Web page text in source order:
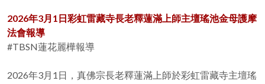
2026年3月1日彩虹雷藏寺長老釋蓮滿上師主壇瑤池金母護摩
法會報導
#TBSN蓮花麗樺報導
2026年3月1日，真佛宗長老釋蓮滿上師於彩虹雷藏寺主壇瑤